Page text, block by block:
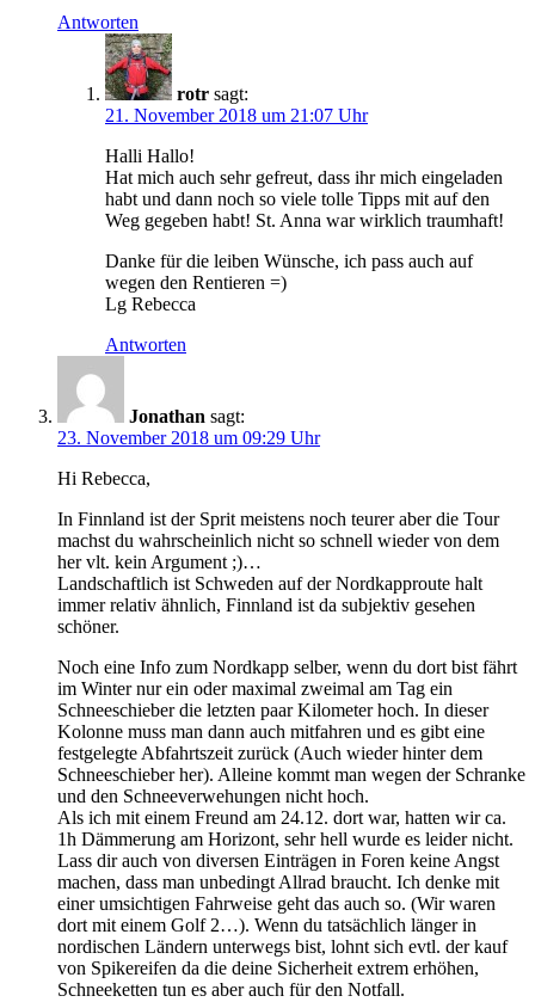
Antworten
rotr sagt:
21. November 2018 um 21:07 Uhr
Halli Hallo!
Hat mich auch sehr gefreut, dass ihr mich eingeladen
habt und dann noch so viele tolle Tipps mit auf den
Weg gegeben habt! St. Anna war wirklich traumhaft!
Danke für die leiben Wünsche, ich pass auch auf
wegen den Rentieren =)
Lg Rebecca
Antworten
Jonathan sagt:
23. November 2018 um 09:29 Uhr
Hi Rebecca,
In Finnland ist der Sprit meistens noch teurer aber die Tour
machst du wahrscheinlich nicht so schnell wieder von dem
her vlt. kein Argument ;)…
Landschaftlich ist Schweden auf der Nordkapproute halt
immer relativ ähnlich, Finnland ist da subjektiv gesehen
schöner.
Noch eine Info zum Nordkapp selber, wenn du dort bist fährt
im Winter nur ein oder maximal zweimal am Tag ein
Schneeschieber die letzten paar Kilometer hoch. In dieser
Kolonne muss man dann auch mitfahren und es gibt eine
festgelegte Abfahrtszeit zurück (Auch wieder hinter dem
Schneeschieber her). Alleine kommt man wegen der Schranke
und den Schneeverwehungen nicht hoch.
Als ich mit einem Freund am 24.12. dort war, hatten wir ca.
1h Dämmerung am Horizont, sehr hell wurde es leider nicht.
Lass dir auch von diversen Einträgen in Foren keine Angst
machen, dass man unbedingt Allrad braucht. Ich denke mit
einer umsichtigen Fahrweise geht das auch so. (Wir waren
dort mit einem Golf 2…). Wenn du tatsächlich länger in
nordischen Ländern unterwegs bist, lohnt sich evtl. der kauf
von Spikereifen da die deine Sicherheit extrem erhöhen,
Schneeketten tun es aber auch für den Notfall.